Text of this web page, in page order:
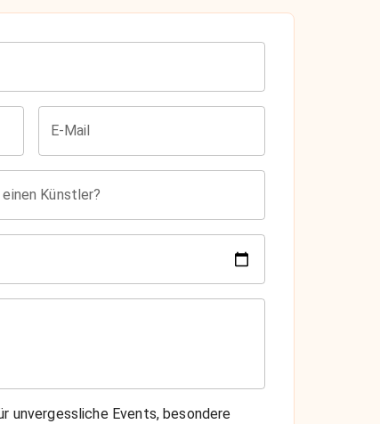
E-Mail
Künstler?
unvergessliche Events, besondere